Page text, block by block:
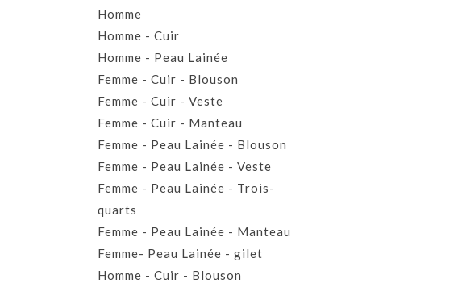
Homme
Homme - Cuir
Homme - Peau Lainée
Femme - Cuir - Blouson
Femme - Cuir - Veste
Femme - Cuir - Manteau
Femme - Peau Lainée - Blouson
Femme - Peau Lainée - Veste
Femme - Peau Lainée - Trois-
quarts
Femme - Peau Lainée - Manteau
Femme- Peau Lainée - gilet
Homme - Cuir - Blouson